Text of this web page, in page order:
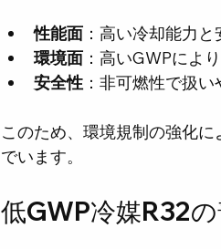
性能面 ：高い冷却能力
環境面 ：高いGWPによ
安全性 ：非可燃性で扱い
このため、環境規制の強化
でいます。
低GWP冷媒R32